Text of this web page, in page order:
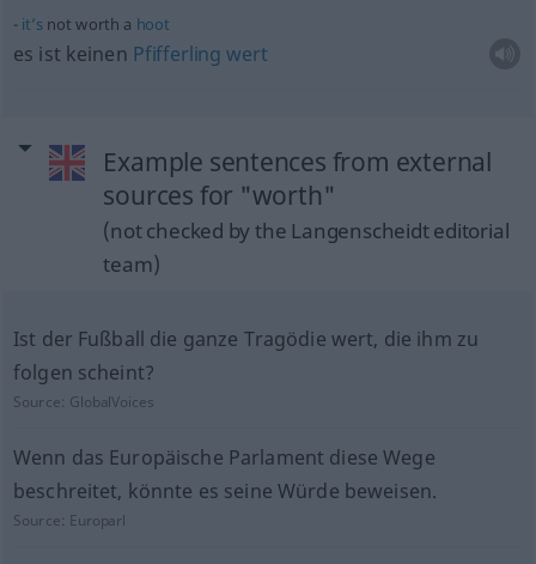
it’snot worth a hoot
es ist keinen Pfifferling wert
Example sentences from external
sources for "worth"
(not checked by the Langenscheidt editorial
team)
Ist der Fußball die ganze Tragödie wert, die ihm zu
folgen scheint?
Source: GlobalVoices
Wenn das Europäische Parlament diese Wege
beschreitet, könnte es seine Würde beweisen.
Source: Europarl